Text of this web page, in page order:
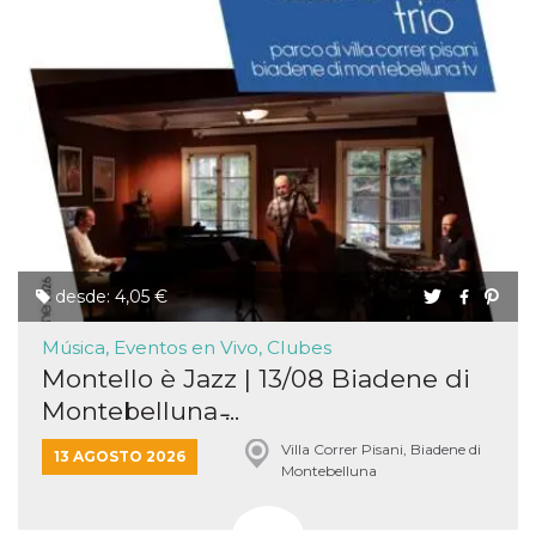
desde: 4,05 €
Música, Eventos en Vivo, Clubes
Montello è Jazz | 13/08 Biadene di
Montebelluna ̵...
13 AGOSTO 2026
Villa Correr Pisani, Biadene di
Montebelluna